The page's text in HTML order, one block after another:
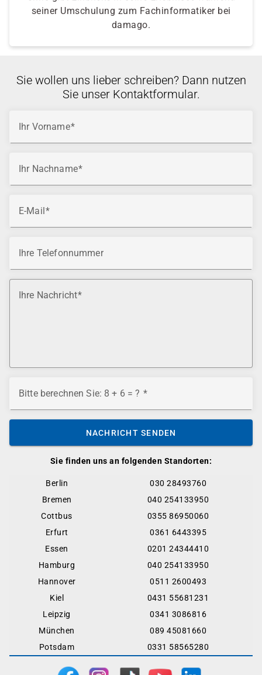
seiner Umschulung zum Fachinformatiker bei
damago.
Sie finden uns an folgenden Standorten:
Berlin
030 28493760
Bremen
040 254133950
Cottbus
0355 86950060
Erfurt
0361 6443395
Essen
0201 24344410
Hamburg
040 254133950
Hannover
0511 2600493
Kiel
0431 55681231
Leipzig
0341 3086816
München
089 45081660
Potsdam
0331 58565280
Sie wollen uns lieber schreiben? Dann nutzen
Sie unser Kontaktformular.
Ihr Vorname
Ihr Nachname
E-Mail
Ihre Telefonnummer
Ihre Nachricht
Bitte berechnen Sie: 8 + 6 = ?
NACHRICHT SENDEN